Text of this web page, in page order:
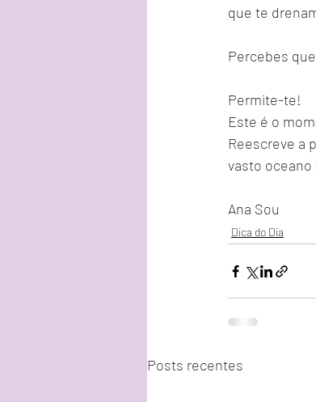
que te
Percebes
Permite-te!
Este é o
Reescreve a
vasto oceano
Ana Sou
Dica do Dia
Posts recentes